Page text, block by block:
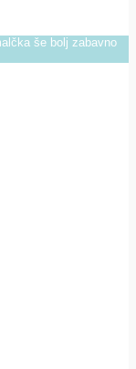
še bolj zabavno